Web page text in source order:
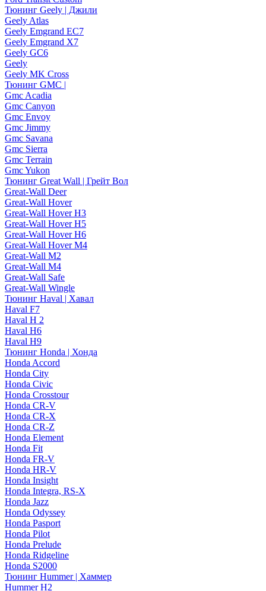
Тюнинг Geely | Джили
Geely Atlas
Geely Emgrand EC7
Geely Emgrand X7
Geely GC6
Geely
Geely MK Cross
Тюнинг GMC |
Gmc Acadia
Gmc Canyon
Gmc Envoy
Gmc Jimmy
Gmc Savana
Gmc Sierra
Gmc Terrain
Gmc Yukon
Тюнинг Great Wall | Грейт Вол
Great-Wall Deer
Great-Wall Hover
Great-Wall Hover H3
Great-Wall Hover H5
Great-Wall Hover H6
Great-Wall Hover M4
Great-Wall M2
Great-Wall M4
Great-Wall Safe
Great-Wall Wingle
Тюнинг Haval | Хавал
Haval F7
Haval H 2
Haval H6
Haval H9
Тюнинг Honda | Хонда
Honda Accord
Honda City
Honda Civic
Honda Crosstour
Honda CR-V
Honda CR-X
Honda CR-Z
Honda Element
Honda Fit
Honda FR-V
Honda HR-V
Honda Insight
Honda Integra, RS-X
Honda Jazz
Honda Odyssey
Honda Pasport
Honda Pilot
Honda Prelude
Honda Ridgeline
Honda S2000
Тюнинг Hummer | Хаммер
Hummer H2